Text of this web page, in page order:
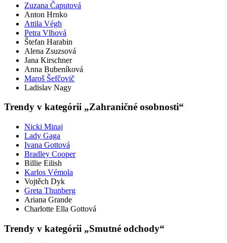
Zuzana Čaputová
Anton Hrnko
Attila Végh
Petra Vlhová
Štefan Harabin
Alena Zsuzsová
Jana Kirschner
Anna Bubeníková
Maroš Šefčovič
Ladislav Nagy
Trendy v kategórii „Zahraničné osobnosti“
Nicki Minaj
Lady Gaga
Ivana Gottová
Bradley Cooper
Billie Eilish
Karlos Vémola
Vojtěch Dyk
Greta Thunberg
Ariana Grande
Charlotte Ella Gottová
Trendy v kategórii „Smutné odchody“